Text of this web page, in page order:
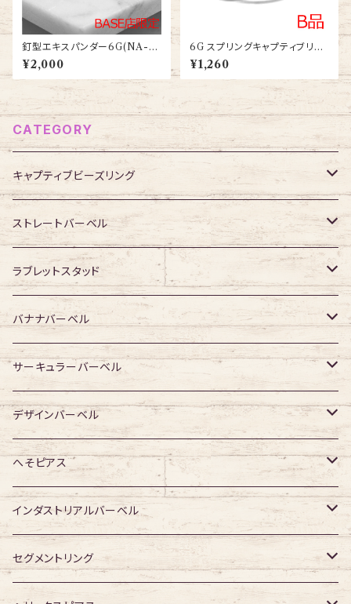
釘型エキスパンダー6G(NA-S
T001-5-6G-SS)
¥2,000
6G スプリングキャプティブリン
グ(BC-SP007-12-6G-SS)
¥1,260
CATEGORY
キャプティブビーズリング
316Lサージカルステンレス
ジュエル無し
ジュエル有り
サージカルチタン
ジュエル無し
ジュエル有り
アクリル・その他
ストレートバーベル
316Lサージカルステンレス
ジュエル無し
ジュエル有り
サージカルチタン
ジュエル無し
ジュエル有り
アクリル・その他
ラブレットスタッド
316Lサージカルステンレス
ジュエル無し
ジュエル有り
サージカルチタン
ジュエル無し
ジュエル有り
アクリル・その他
バナナバーベル
316Lサージカルステンレス
ジュエル無し
ジュエル有り
サージカルチタン
ジュエル無し
ジュエル有り
アクリル・その他
サーキュラーバーベル
316Lサージカルステンレス
ジュエル無し
ジュエル有り
サージカルチタン
ジュエル無し
ジュエル有り
アクリル・その他
デザインバーベル
ジュエル無し
ジュエル有り
へそピアス
316Lサージカルステンレス
ジュエル無し
ジュエル有り
サージカルチタン
インダストリアルバーベル
316Lサージカルステンレス
セグメントリング